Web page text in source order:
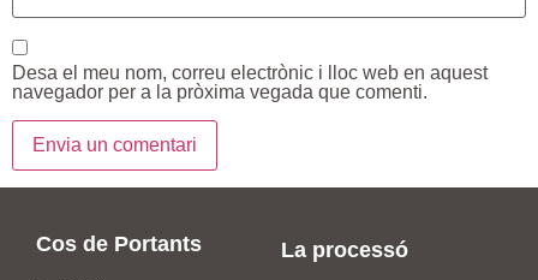
Desa el meu nom, correu electrònic i lloc web en aquest
navegador per a la pròxima vegada que comenti.
Cos de Portants La processó